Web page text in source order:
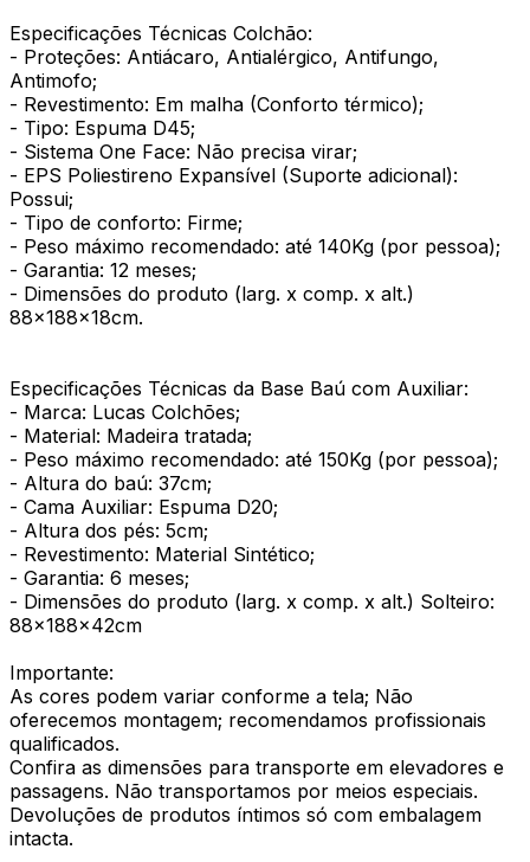
Especificações Técnicas Colchão:
- Proteções: Antiácaro, Antialérgico, Antifungo,
Antimofo;
- Revestimento: Em malha (Conforto térmico);
- Tipo: Espuma D45;
- Sistema One Face: Não precisa virar;
- EPS Poliestireno Expansível (Suporte adicional):
Possui;
- Tipo de conforto: Firme;
- Peso máximo recomendado: até 140Kg (por pessoa);
- Garantia: 12 meses;
- Dimensões do produto (larg. x comp. x alt.)
88x188x18cm.
Especificações Técnicas da Base Baú com Auxiliar:
- Marca: Lucas Colchões;
- Material: Madeira tratada;
- Peso máximo recomendado: até 150Kg (por pessoa);
- Altura do baú: 37cm;
- Cama Auxiliar: Espuma D20;
- Altura dos pés: 5cm;
- Revestimento: Material Sintético;
- Garantia: 6 meses;
- Dimensões do produto (larg. x comp. x alt.) Solteiro:
88x188x42cm
Importante:
As cores podem variar conforme a tela; Não
oferecemos montagem; recomendamos profissionais
qualificados.
Confira as dimensões para transporte em elevadores e
passagens. Não transportamos por meios especiais.
Devoluções de produtos íntimos só com embalagem
intacta.